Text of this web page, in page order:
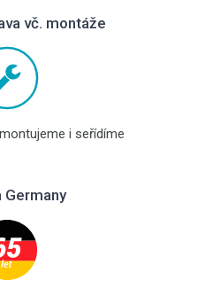
vč. montáže
i seřídíme
Germany